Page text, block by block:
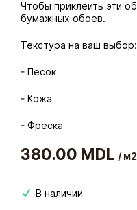
Чтобы приклеить эти
бумажных обоев.
Текстура на ваш выбор:
- Песок
- Кожа
- Фреска
380.00 MDL / м2
В наличии